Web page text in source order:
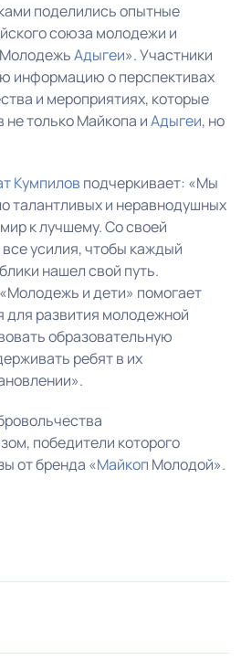
поделились опытные
союза молодежи и
Адыгеи». Участники
информацию о перспективах
и мероприятиях, которые
только Майкопа иАдыгеи, но
Кумпилов подчеркивает: «Мы
талантливых и неравнодушных
к лучшему. Со своей
усилия, чтобы каждый
нашел свой путь.
и дети» помогает
для развития молодежной
образовательную
ребят в их
победители которого
от бренда «Майкоп Молодой».